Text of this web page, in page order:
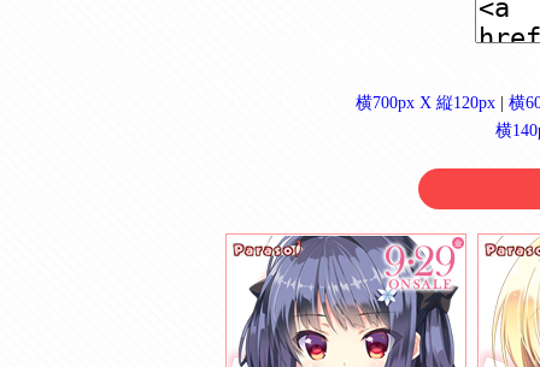
横700px X 縦120px
横
横